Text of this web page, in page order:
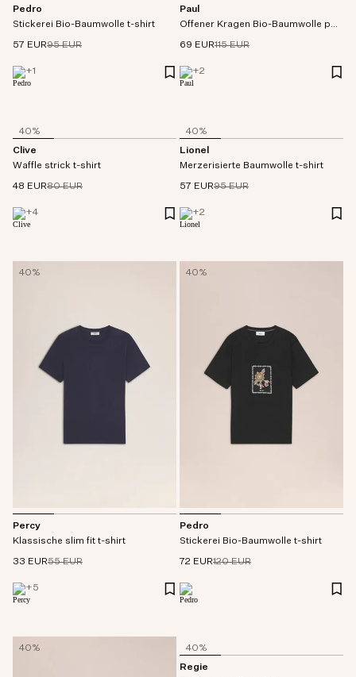
Pedro
Stickerei Bio-Baumwolle t-shirt
57 EUR95 EUR
+1
Paul
Offener Kragen Bio-Baumwolle polo
69 EUR115 EUR
+2
40%
Clive
Waffle strick t-shirt
48 EUR80 EUR
+4
40%
Lionel
Merzerisierte Baumwolle t-shirt
57 EUR95 EUR
+2
40%
Percy
Klassische slim fit t-shirt
33 EUR55 EUR
+5
40%
Pedro
Stickerei Bio-Baumwolle t-shirt
72 EUR120 EUR
40%
40%
Regie